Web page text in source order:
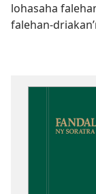
lohasaha
falehan-